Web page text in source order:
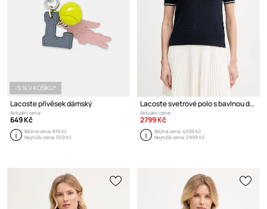
-5 % V KOŠÍKU*
Lacoste přívěsek dámský
Aktuální cena:
649 Kč
Běžná cena:819 Kč
Nejnižší cena:559 Kč
Lacoste svetrové polo s bavlnou dámské
Aktuální cena:
2799 Kč
Běžná cena:4099 Kč
Nejnižší cena:2999 Kč